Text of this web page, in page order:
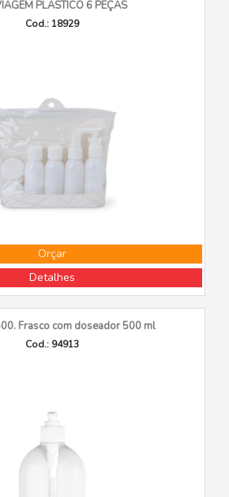
PLÁSTICO 6 PEÇAS
Cod.: 18929
Orçar
Detalhes
Frasco com doseador 500 ml
Cod.: 94913